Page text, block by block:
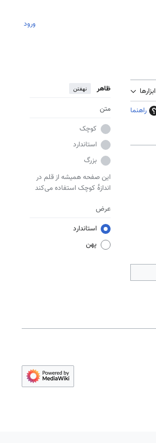
ورود
ابزارها ظاهر نهفتن
متن
کوچک
استاندارد
بزرگ
این صفحه همیشه از قلم در
اندازهٔ کوچک استفاده می‌کند
عرض
استاندارد
پهن
راهنما